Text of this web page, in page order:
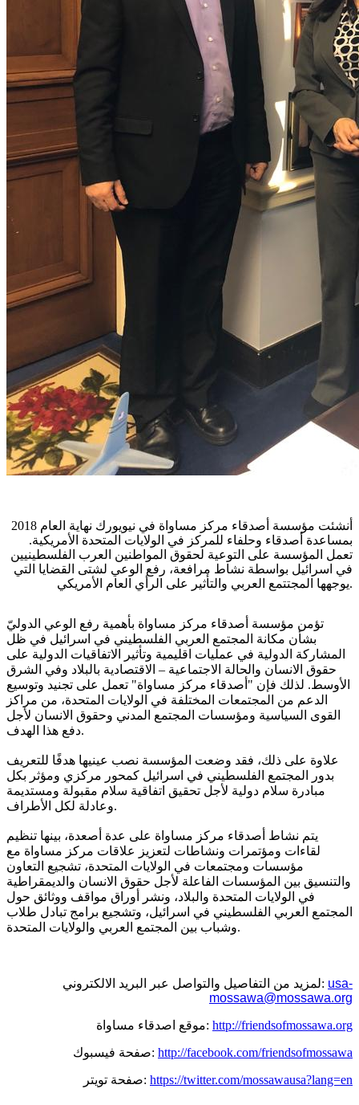
نشئت مؤسسة أصدقاء مركز مساواة في نيويورك نهاية العام 2018
بمساعدة أصدقاء وحلفاء للمركز في الولايات المتحدة الأمريكية.
تعمل المؤسسة على التوعية لحقوق المواطنين العرب الفلسطينيين
في اسرائيل بواسطة نشاط مرافعة، رفع الوعي لشتى القضايا التي
يوجهها المجتتمع العربي والتأثير على الرأي العام الأمريكي.
تؤمن مؤسسة أصدقاء مركز مساواة بأهمية رفع الوعي الدوليّ
بشأن مكانة المجتمع العربي الفلسطيني في اسرائيل في ظل
المشاركة الدولية في عمليات اقليمية وتأثير الاتفاقيات الدولية على
حقوق الانسان والحالة الاجتماعية – الاقتصادية بالبلاد وفي الشرق
الأوسط. لذلك فإن "أصدقاء مركز مساواة" تعمل على تجنيد وتوسيع
الدعم من المجتمعات المختلفة في الولايات المتحدة، من مراكز
القوى السياسية ومؤسسات المجتمع المدني وحقوق الانسان لأجل
دفع هذا الهدف.
علاوة على ذلك، فقد وضعت المؤسسة نصب عينيها هدفًا للتعريف
بدور المجتمع الفلسطيني في اسرائيل كمحور مركزي ومؤثر بكل
مبادرة سلام دولية لأجل تحقيق اتفاقية سلام مقبولة ومستديمة
وعادلة لكل الأطراف.
يتم نشاط أصدقاء مركز مساواة على عدة أصعدة، بينها تنظيم
لقاءات ومؤتمرات ونشاطات لتعزيز علاقات مركز مساواة مع
مؤسسات ومجتمعات في الولايات المتحدة، تشجيع التعاون
والتنسيق بين المؤسسات الفاعلة لأجل حقوق الانسان والديمقراطية
في الولايات المتحدة والبلاد، ونشر أوراق مواقف ووثائق حول
المجتمع العربي الفلسطيني في اسرائيل، وتشجيع برامج تبادل طلاب
وشباب بين المجتمع العربي والولايات المتحدة.
لمزيد من التفاصيل والتواصل عبر البريد الالكتروني: usa-
mossawa@mossawa.org
موقع اصدقاء مساواة: http://friendsofmossawa.org
صفحة فيسبوك: http://facebook.com/friendsofmossawa
صفحة تويتر: https://twitter.com/mossawausa?lang=en